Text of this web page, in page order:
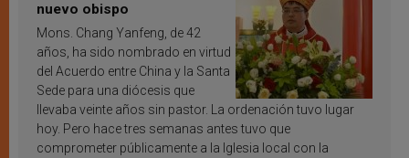
nuevo obispo
Mons. Chang Yanfeng, de 42
años, ha sido nombrado en virtud
del Acuerdo entre China y la Santa
Sede para una diócesis que
llevaba veinte años sin pastor. La ordenación tuvo lugar
hoy. Pero hace tres semanas antes tuvo que
comprometer públicamente a la Iglesia local con la